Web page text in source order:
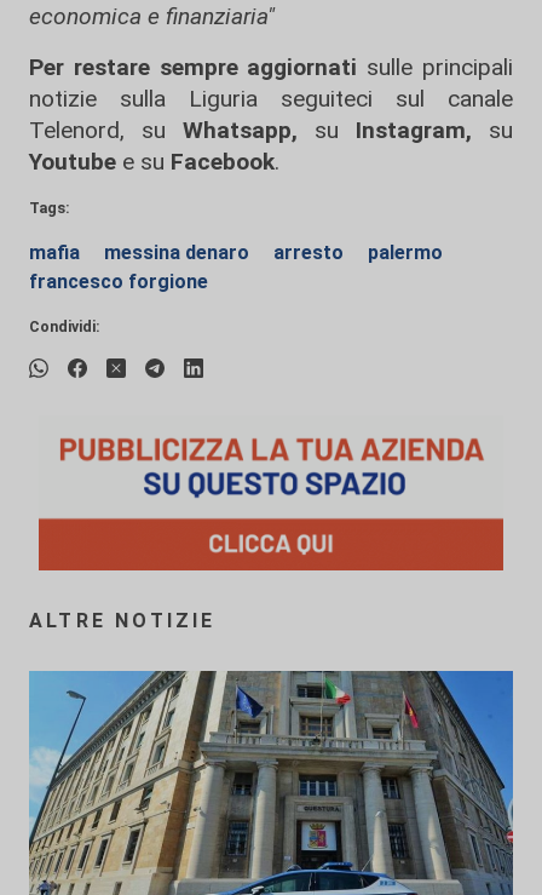
economica e finanziaria"
Per restare sempre aggiornati sulle principali
notizie sulla Liguria seguiteci sul canale
Telenord, su
Whatsapp, su Instagram, su
Youtube e su Facebook.
Tags:
mafia messina denaro arresto
palermo
francesco forgione
Condividi:
ALTRE NOTIZIE